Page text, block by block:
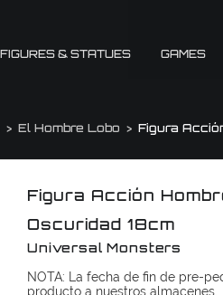
FIGURES & STATUES GAMES
El Hombre Lobo Figura
Figura Acción
Oscuridad 18cm
Universal Monsters
NOTA: La fecha de fin de pre-
producto a nuestros almacenes.